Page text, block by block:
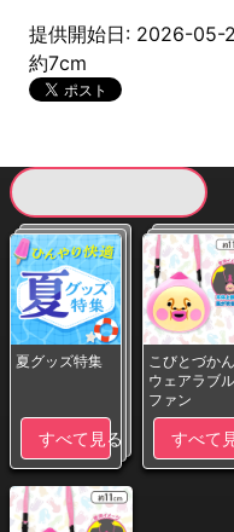
提供開始日: 2026-05-
約7cm
夏グッズ特集
すべて見る
こびとづかん
ウェアラブル
ファン
すべて